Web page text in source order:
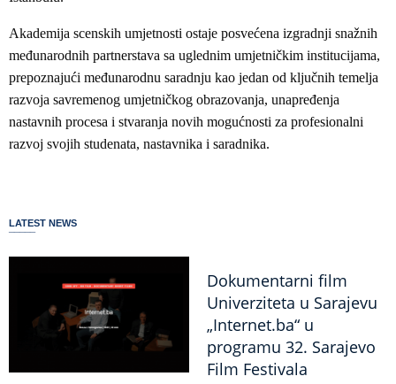
Akademija scenskih umjetnosti ostaje posvećena izgradnji snažnih
međunarodnih partnerstava sa uglednim umjetničkim institucijama,
prepoznajući međunarodnu saradnju kao jedan od ključnih temelja
razvoja savremenog umjetničkog obrazovanja, unapređenja
nastavnih procesa i stvaranja novih mogućnosti za profesionalni
razvoj svojih studenata, nastavnika i saradnika.
LATEST NEWS
Dokumentarni film
Univerziteta u Sarajevu
„Internet.ba“ u
programu 32. Sarajevo
Film Festivala